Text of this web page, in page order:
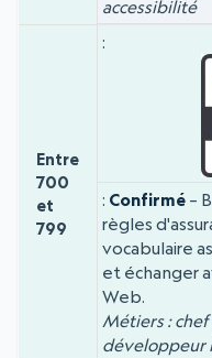
accessibilité
Entre
700
et
799
Confirmé –
règles
vocabulaire
et échanger
Web.
Métiers :
développeur